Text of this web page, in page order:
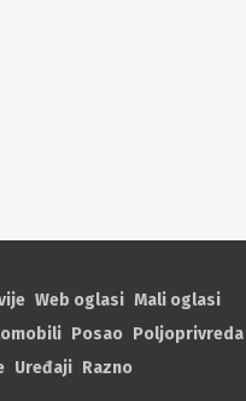
Web oglasi Mali oglasi
Posao Poljoprivreda
Uređaji Razno